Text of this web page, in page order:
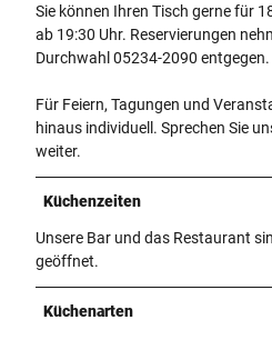
Sie können Ihren Tisch gerne für
ab 19:30 Uhr. Reservierungen
Durchwahl 05234-2090 entgegen.
Für Feiern, Tagungen und
hinaus individuell. Sprechen Sie
weiter.
Küchenzeiten
Unsere Bar und das Restaurant
geöffnet.
Küchenarten